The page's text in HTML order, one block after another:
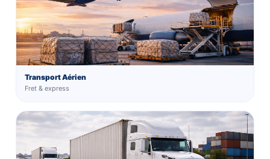
Transport Aérien
Fret & express